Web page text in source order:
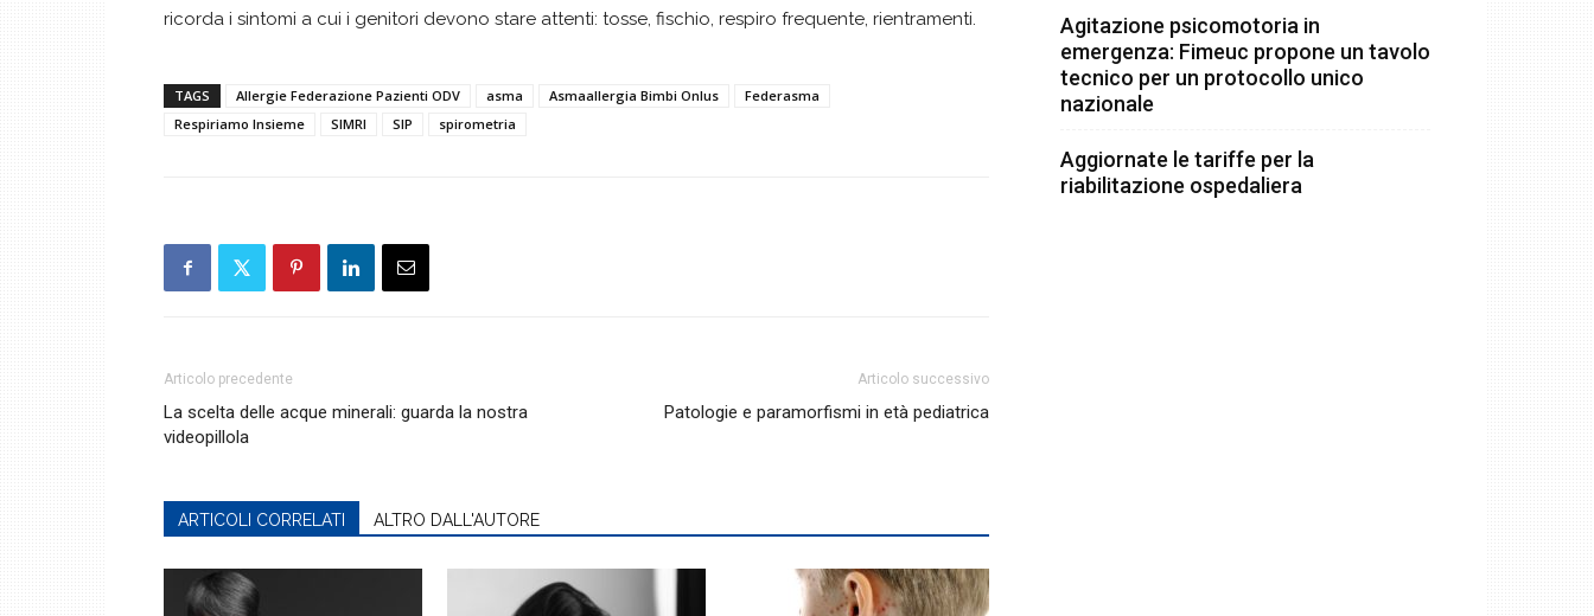
ricorda i sintomi a cui i genitori devono stare attenti: tosse, fischio, respiro frequente, rientramenti.
TAGS Allergie Federazione Pazienti ODV asma Asmaallergia Bimbi Onlus
Federasma
Respiriamo Insieme
SIMRI SIP spirometria
Articolo precedente
La scelta delle acque minerali: guarda la nostra
videopillola
Articolo successivo
Patologie e paramorfismi in età pediatrica
ARTICOLI CORRELATI ALTRO DALL'AUTORE
Agitazione psicomotoria in
emergenza: Fimeuc propone un tavolo
tecnico per un protocollo unico
nazionale
Aggiornate le tariffe per la
riabilitazione ospedaliera